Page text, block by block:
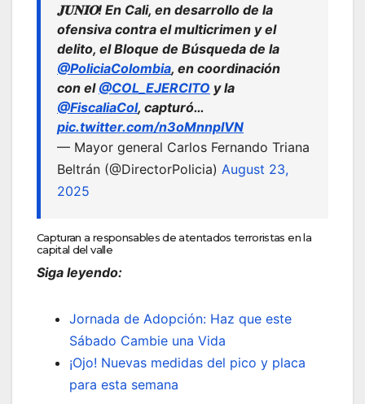
𝐉𝐔𝐍𝐈𝐎! En Cali, en desarrollo de la
ofensiva contra el multicrimen y el
delito, el Bloque de Búsqueda de la
@PoliciaColombia, en coordinación
con el @COL_EJERCITO y la
@FiscaliaCol, capturó…
pic.twitter.com/n3oMnnpIVN
— Mayor general Carlos Fernando Triana
Beltrán (@DirectorPolicia) August 23,
2025
Capturan a responsables de atentados terroristas en la
capital del valle
Siga leyendo:
Jornada de Adopción: Haz que este
Sábado Cambie una Vida
¡Ojo! Nuevas medidas del pico y placa
para esta semana